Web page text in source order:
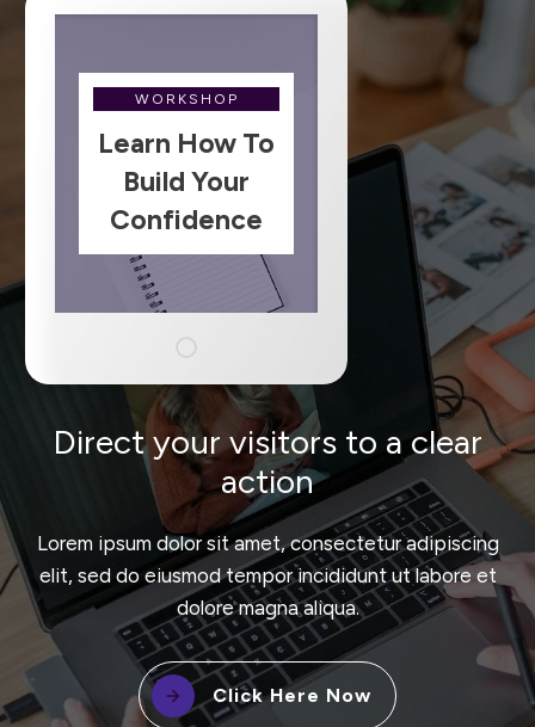
WORKSHOP
Learn How To
Build Your
Confidence
Direct your visitors to a clear
action
Lorem ipsum dolor sit amet, consectetur adipiscing
elit, sed do eiusmod tempor incididunt ut labore et
dolore magna aliqua.
Click Here Now